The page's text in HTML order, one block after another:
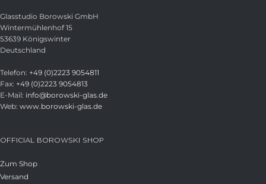
Glasstudio Borowski GmbH
Wintermühlenhof 15
53639 Königswinter
Deutschland
Telefon: +49 (0)2223 9054811
Fax: +49 (0)2223 9054813
E-Mail: info@borowski-glas.de
Web: www.borowski-glas.de
OFFICIAL BOROWSKI SHOP
Zum Shop
Versand